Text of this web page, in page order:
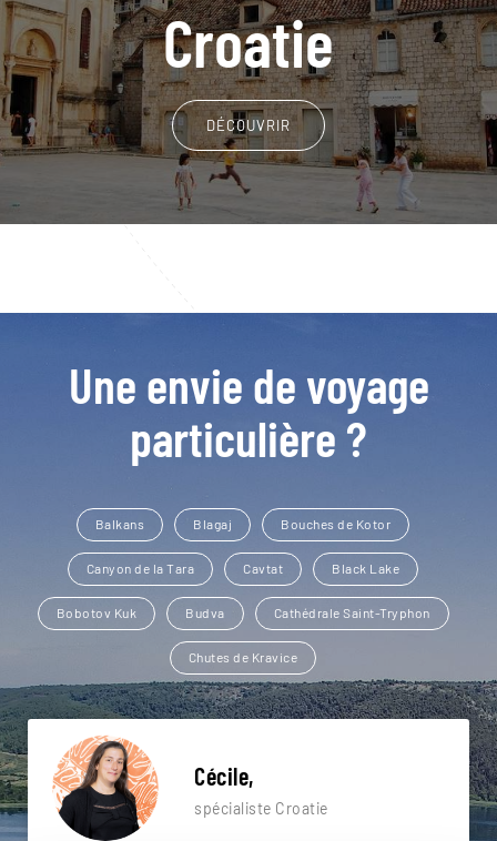
Croatie
DÉCOUVRIR
Une envie de voyage
particulière ?
Balkans Blagaj Bouches de Kotor
Canyon de la Tara Cavtat Black Lake
Bobotov Kuk Budva Cathédrale Saint-Tryphon
Chutes de Kravice
Cécile,
spécialiste Croatie